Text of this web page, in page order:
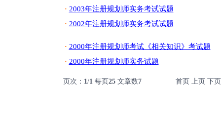
· 2003年注册规划师实务考试试题
· 2002年注册规划师实务考试试题
· 2000年注册规划师考试《相关知识》考试题
· 2000年注册规划师实务试题
页次： 1/1每页25文章数7 首页 上页 下